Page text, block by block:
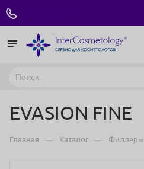
EVASION FINE
Главная — Каталог — Филлеры